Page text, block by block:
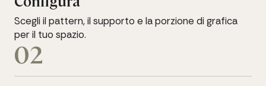
Scegli il pattern, il supporto e la porzione di grafica
per il tuo spazio.
02